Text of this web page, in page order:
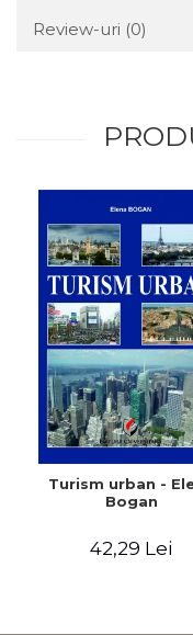
Review-uri (0)
Turism urban -
Bogan
42,29 Lei